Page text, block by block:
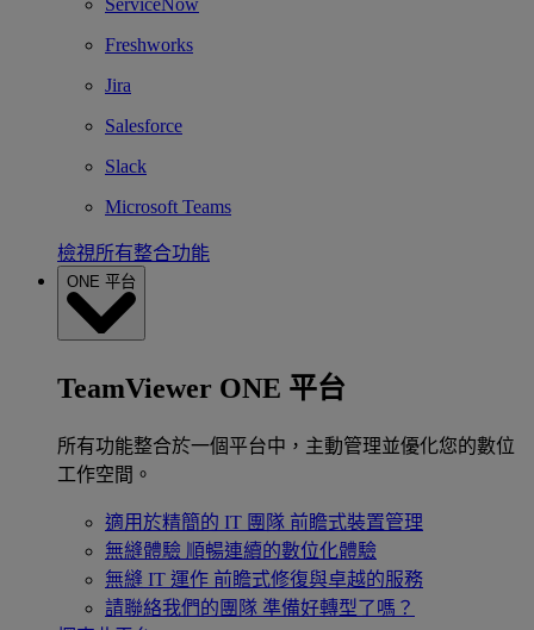
ServiceNow
Freshworks
Jira
Salesforce
Slack
Microsoft Teams
檢視所有整合功能
ONE 平台
TeamViewer ONE 平台
所有功能整合於一個平台中，主動管理並優化您的數位
工作空間。
適用於精簡的 IT 團隊 前瞻式裝置管理
無縫體驗 順暢連續的數位化體驗
無縫 IT 運作 前瞻式修復與卓越的服務
請聯絡我們的團隊 準備好轉型了嗎？